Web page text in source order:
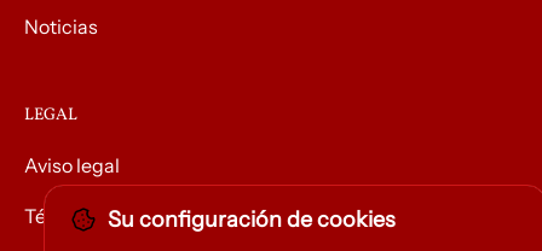
Noticias
LEGAL
Aviso legal
Términos y condiciones
Su configuración de cookies